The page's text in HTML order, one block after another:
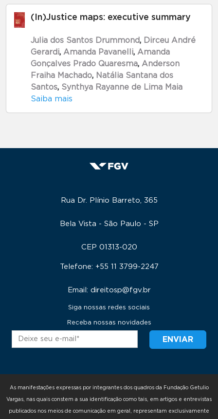
(In)Justice maps: executive summary
Julia dos Santos Drummond, Dirceu André
Gerardi, Amanda Pavanelli, Amanda
Gonçalves Prado Quaresma, Anderson
Fraiha Machado, Natália Santana dos
Santos, Synthya Rayanne de Lima Maia
Saiba mais
Rua Dr. Plínio Barreto, 365
Bela Vista - São Paulo - SP
CEP 01313-020
Telefone: +55 11 3799-2247
Email: direitosp@fgv.br
Siga nossas redes sociais
Receba nossas novidades
As manifestações expressas por integrantes dos quadros da Fundação Getulio
Vargas, nas quais constem a sua identificação como tais, em artigos e entrevistas
publicados nos meios de comunicação em geral, representam exclusivamente